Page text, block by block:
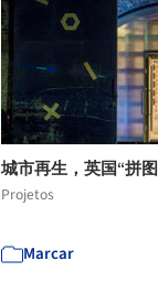
城市再生，英国“拼
Projetos
Marcar